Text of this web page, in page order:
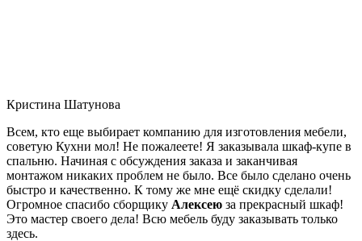
Кристина Шатунова
Всем, кто еще выбирает компанию для изготовления мебели,
советую Кухни мол! Не пожалеете! Я заказывала шкаф-купе в
спальню. Начиная с обсуждения заказа и заканчивая
монтажом никаких проблем не было. Все было сделано очень
быстро и качественно. К тому же мне ещё скидку сделали!
Огромное спасибо сборщику Алексею за прекрасный шкаф!
Это мастер своего дела! Всю мебель буду заказывать только
здесь.